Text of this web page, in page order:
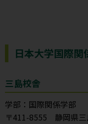
日本大学国際
三島校舎
学部：国際関係学部
〒411-8555 静岡県